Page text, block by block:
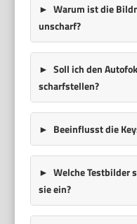
Warum ist die
unscharf?
Soll ich den
scharfstellen?
Beeinflusst die
Welche Testbilder
sie ein?